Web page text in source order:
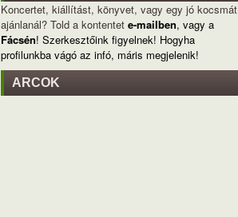
Koncertet, kiállítást, könyvet, vagy egy jó kocsmát
ajánlanál? Told a kontentet e-mailben, vagy a
Fácsén! Szerkesztőink figyelnek! Hogyha
profilunkba vágó az infó, máris megjelenik!
ARCOK